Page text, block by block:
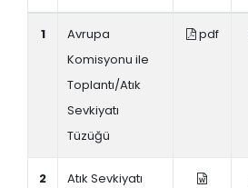
1
Avrupa
Komisyonu ile
Toplantı/Atık
Sevkiyatı
Tüzüğü
pdf
2
Atık Sevkiyatı